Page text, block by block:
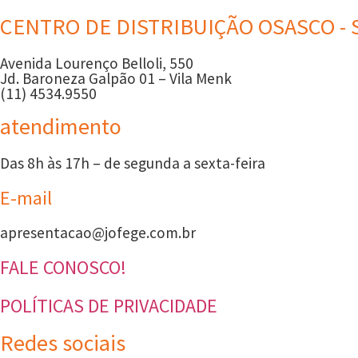
CENTRO DE DISTRIBUIÇÃO OSASCO -
Avenida Lourenço Belloli, 550
Jd. Baroneza Galpão 01 – Vila Menk
(11) 4534.9550
atendimento
Das 8h às 17h – de segunda a sexta-feira
E-mail
apresentacao@jofege.com.br
FALE CONOSCO!
POLÍTICAS DE PRIVACIDADE
Redes sociais